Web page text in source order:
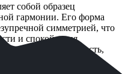
собой образец
гармонии. Его форма
симметрией, что
и спокойствия.
и надежность,
памяти.